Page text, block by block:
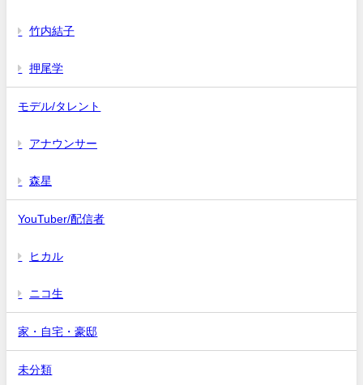
竹内結子
押尾学
モデル/タレント
アナウンサー
森星
YouTuber/配信者
ヒカル
ニコ生
家・自宅・豪邸
未分類